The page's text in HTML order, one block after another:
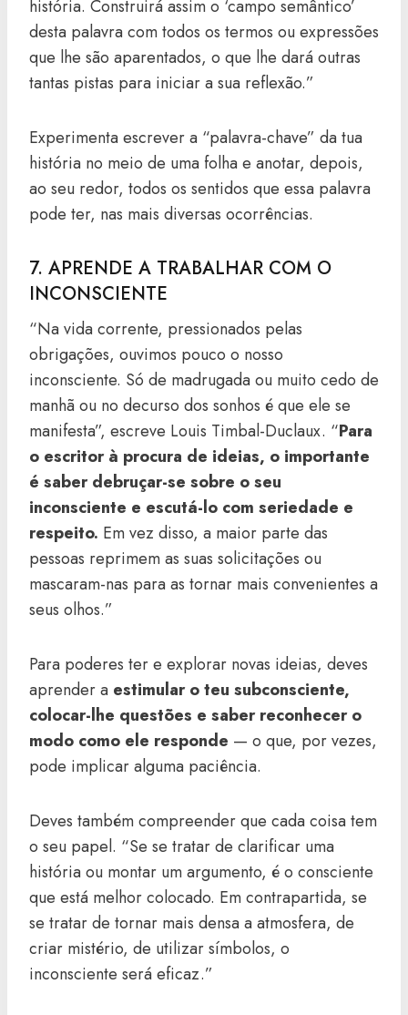
história. Construirá assim o ‘campo semântico’
desta palavra com todos os termos ou expressões
que lhe são aparentados, o que lhe dará outras
tantas pistas para iniciar a sua reflexão.”
Experimenta escrever a “palavra-chave” da tua
história no meio de uma folha e anotar, depois,
ao seu redor, todos os sentidos que essa palavra
pode ter, nas mais diversas ocorrências.
7. APRENDE A TRABALHAR COM O
INCONSCIENTE
“Na vida corrente, pressionados pelas
obrigações, ouvimos pouco o nosso
inconsciente. Só de madrugada ou muito cedo de
manhã ou no decurso dos sonhos é que ele se
manifesta”, escreve Louis Timbal-Duclaux. “Para
o escritor à procura de ideias, o importante
é saber debruçar-se sobre o seu
inconsciente e escutá-lo com seriedade e
respeito. Em vez disso, a maior parte das
pessoas reprimem as suas solicitações ou
mascaram-nas para as tornar mais convenientes a
seus olhos.”
Para poderes ter e explorar novas ideias, deves
aprender a estimular o teu subconsciente,
colocar-lhe questões e saber reconhecer o
modo como ele responde — o que, por vezes,
pode implicar alguma paciência.
Deves também compreender que cada coisa tem
o seu papel. “Se se tratar de clarificar uma
história ou montar um argumento, é o consciente
que está melhor colocado. Em contrapartida, se
se tratar de tornar mais densa a atmosfera, de
criar mistério, de utilizar símbolos, o
inconsciente será eficaz.”